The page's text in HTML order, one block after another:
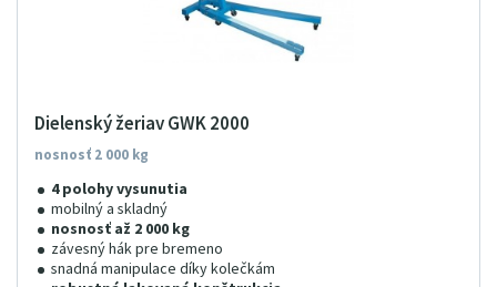
Dielenský žeriav GWK 2000
nosnosť 2 000 kg
4 polohy vysunutia
mobilný a skladný
nosnosť až 2 000 kg
závesný hák pre bremeno
snadná manipulace díky kolečkám